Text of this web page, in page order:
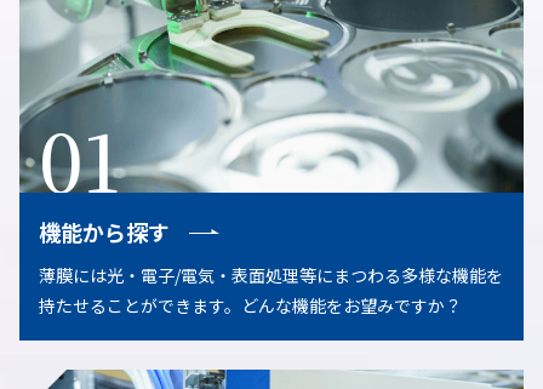
01
機能から探す
薄膜には光・電子/電気・表面処理等にまつわる多様な機能を
持たせることができます。どんな機能をお望みですか？